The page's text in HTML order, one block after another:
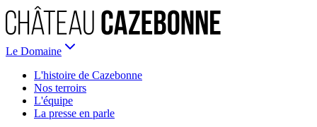
Le Domaine
L'histoire de Cazebonne
Nos terroirs
L'équipe
La presse en parle